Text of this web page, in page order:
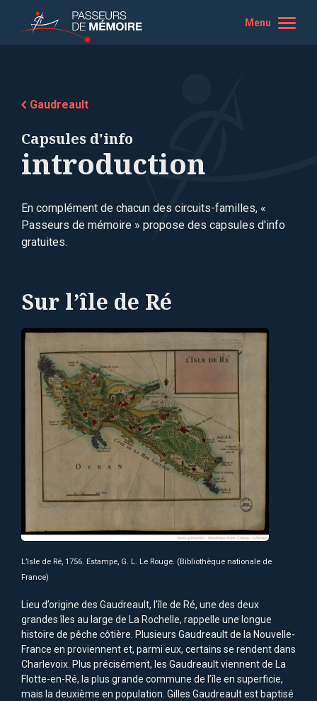
Menu
Gaudreault
Capsules d'info
introduction
En complément de chacun des circuits-familles, «
Passeurs de mémoire » propose des capsules d'info
gratuites.
Sur l’île de Ré
L’Isle de Ré, 1756. Estampe, G. L. Le Rouge. (Bibliothèque nationale de
France)
Lieu d’origine des Gaudreault, l’île de Ré, une des deux
grandes îles au large de La Rochelle, rappelle une longue
histoire de pêche côtière. Plusieurs Gaudreault de la Nouvelle-
France en proviennent et, parmi eux, certains se rendent dans
Charlevoix. Plus précisément, les Gaudreault viennent de La
Flotte-en-Ré, la plus grande commune de l’île en superficie,
mais la deuxième en population. Gilles Gaudreault est baptisé